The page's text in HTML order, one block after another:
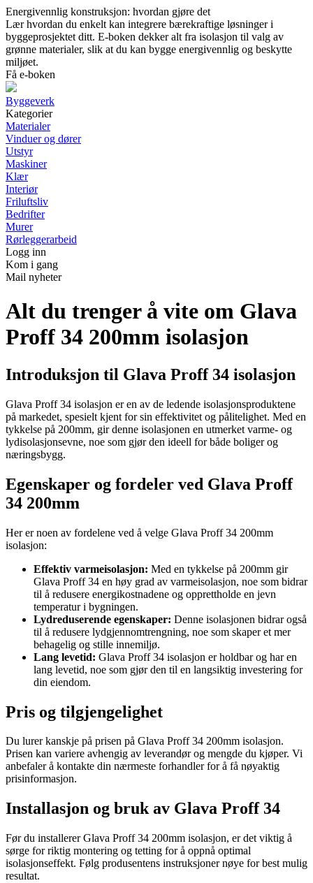
Energivennlig konstruksjon: hvordan gjøre det
Lær hvordan du enkelt kan integrere bærekraftige løsninger i
byggeprosjektet ditt. E-boken dekker alt fra isolasjon til valg av
grønne materialer, slik at du kan bygge energivennlig og beskytte
miljøet.
Få e-boken
Byggeverk
Kategorier
Materialer
Vinduer og dører
Utstyr
Maskiner
Klær
Interiør
Friluftsliv
Bedrifter
Murer
Rørleggerarbeid
Logg inn
Kom i gang
Mail nyheter
Alt du trenger å vite om Glava
Proff 34 200mm isolasjon
Introduksjon til Glava Proff 34 isolasjon
Glava Proff 34 isolasjon er en av de ledende isolasjonsproduktene
på markedet, spesielt kjent for sin effektivitet og pålitelighet. Med en
tykkelse på 200mm, gir denne isolasjonen en utmerket varme- og
lydisolasjonsevne, noe som gjør den ideell for både boliger og
næringsbygg.
Egenskaper og fordeler ved Glava Proff
34 200mm
Her er noen av fordelene ved å velge Glava Proff 34 200mm
isolasjon:
Effektiv varmeisolasjon: Med en tykkelse på 200mm gir
Glava Proff 34 en høy grad av varmeisolasjon, noe som bidrar
til å redusere energikostnadene og opprettholde en jevn
temperatur i bygningen.
Lydreduserende egenskaper: Denne isolasjonen bidrar også
til å redusere lydgjennomtrengning, noe som skaper et mer
behagelig og stille innemiljø.
Lang levetid: Glava Proff 34 isolasjon er holdbar og har en
lang levetid, noe som gjør den til en langsiktig investering for
din eiendom.
Pris og tilgjengelighet
Du lurer kanskje på prisen på Glava Proff 34 200mm isolasjon.
Prisen kan variere avhengig av leverandør og mengde du kjøper. Vi
anbefaler å kontakte din nærmeste forhandler for å få nøyaktig
prisinformasjon.
Installasjon og bruk av Glava Proff 34
Før du installerer Glava Proff 34 200mm isolasjon, er det viktig å
sørge for riktig montering og tetting for å oppnå optimal
isolasjonseffekt. Følg produsentens instruksjoner nøye for best mulig
resultat.